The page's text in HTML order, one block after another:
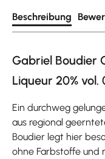
Beschreibung
Gabriel Boudier
Liqueur 20% vol.
Ein durchweg
aus regional
Boudier legt hier
ohne Farbstoffe und